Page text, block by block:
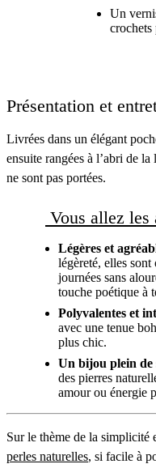
Un
crochets
Présentation et
Livrées dans un élégant
ensuite rangées à l’abri de
ne sont pas portées.
Vous allez les
Légères et
légèreté, elles
journées sans
touche poétique à
Polyvalentes et
avec une tenue
plus chic.
Un bijou plein de
des pierres
amour ou énergie
Sur le thème de la simplicité
perles naturelles, si facile à